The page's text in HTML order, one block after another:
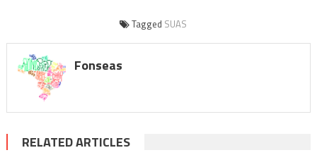
Tagged SUAS
Fonseas
RELATED ARTICLES